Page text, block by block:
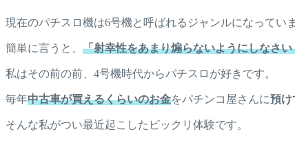
現在のパチスロ機は6号機と呼ばれるジャンルになっていま
簡単に言うと、 「射幸性をあまり煽らないようにしなさい
私はその前の前、4号機時代からパチスロが好きです。
毎年中古車が買えるくらいのお金をパチンコ屋さんに預け
そんな私がつい最近起こしたビックリ体験です。